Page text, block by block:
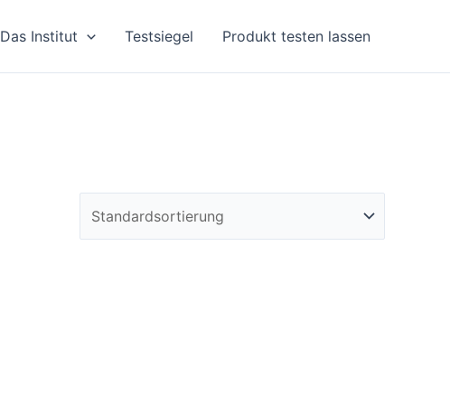
Das Institut Testsiegel Produkt testen lassen